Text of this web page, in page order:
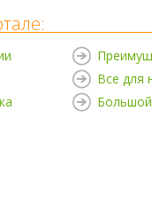
Все для
Большой